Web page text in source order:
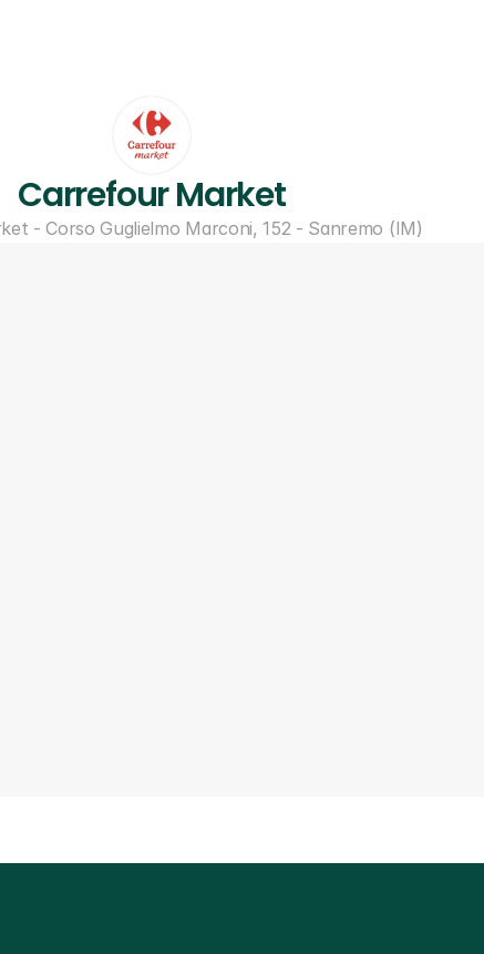
Carrefour Market
- Corso Guglielmo Marconi, 152 - Sanremo (IM)